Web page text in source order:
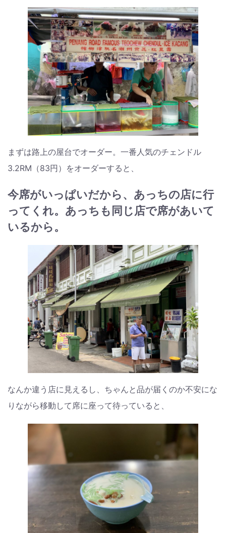
まずは路上の屋台でオーダー。一番人気のチェンドル
3.2RM（83円）をオーダーすると、
今席がいっぱいだから、あっちの店に行
ってくれ。あっちも同じ店で席があいて
いるから。
なんか違う店に見えるし、ちゃんと品が届くのか不安にな
りながら移動して席に座って待っていると、